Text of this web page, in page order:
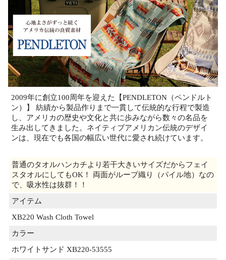
2009年に創立100周年を迎えた【PENDLETON（ペンドルト
ン）】 紡績から製品作りまで一貫して伝統的な行程で製造
し、アメリカの歴史や文化と共に歩みながら数々の名品を
生み出してきました。ネイティブアメリカン伝統のデザイ
ンは、現在でも各国の幅広い世代に愛され続けています。
普通のタオルハンカチより若干大きいサイズだからフェイ
スタオルにしてもOK！ 両面がループ織り（パイル地）なの
で、吸水性は抜群！！
アイテム
XB220 Wash Cloth Towel
カラー
ホワイトサンド XB220-53555